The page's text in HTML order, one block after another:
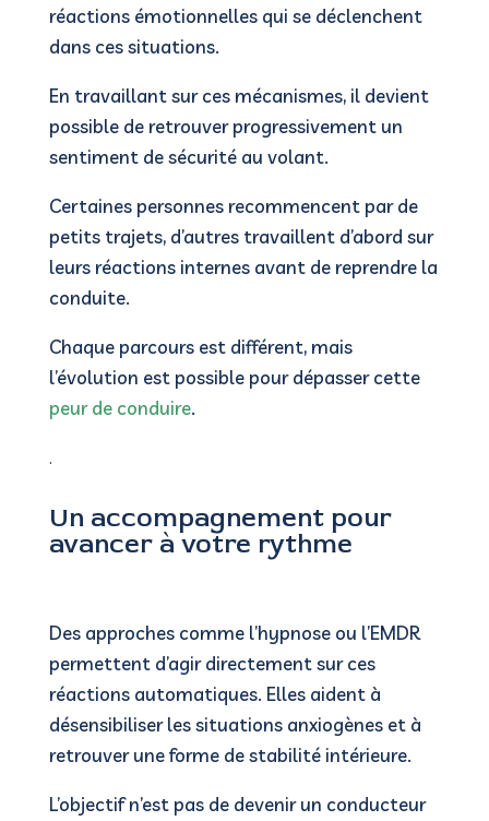
réactions émotionnelles qui se déclenchent
dans ces situations.
En travaillant sur ces mécanismes, il devient
possible de retrouver progressivement un
sentiment de sécurité au volant.
Certaines personnes recommencent par de
petits trajets, d’autres travaillent d’abord sur
leurs réactions internes avant de reprendre la
conduite.
Chaque parcours est différent, mais
l’évolution est possible pour dépasser cette
peur de conduire.
.
Un accompagnement pour
avancer à votre rythme
Des approches comme l’hypnose ou l’EMDR
permettent d’agir directement sur ces
réactions automatiques. Elles aident à
désensibiliser les situations anxiogènes et à
retrouver une forme de stabilité intérieure.
L’objectif n’est pas de devenir un conducteur